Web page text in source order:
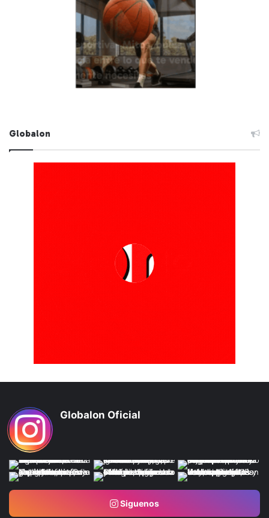
Globalon
Globalon Oficial
Siguenos